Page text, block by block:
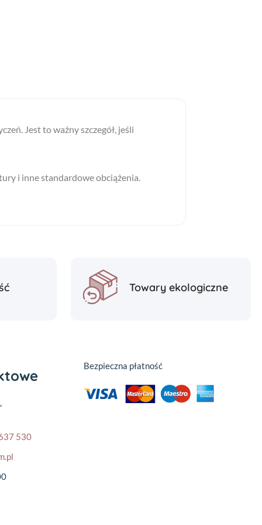
Jest to ważny szczegół, jeśli
i inne standardowe obciążenia.
Towary ekologiczne
530
Bezpieczna płatność